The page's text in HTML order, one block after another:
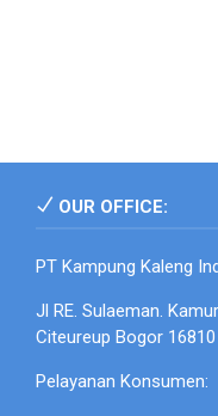
OUR OFFICE:
PT Kampung Kaleng
Jl RE. Sulaeman.
Citeureup Bogor 16810
Pelayanan Konsumen: